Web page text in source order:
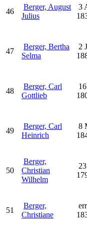
46
Berger, August
Julius
3
47
Berger, Bertha
Selma
2
48
Berger, Carl
Gottlieb
49
Berger, Carl
Heinrich
8
50
Berger,
Christian
Wilhelm
51
Berger,
Christiane